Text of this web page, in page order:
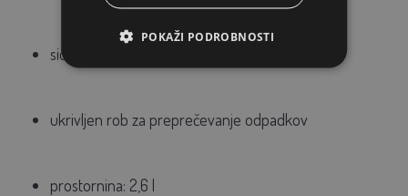
sidro za enostavno pritrditev na rešetko
ukrivljen rob za preprečevanje odpadkov
prostornina: 2,6 l
POKAŽI PODROBNOSTI